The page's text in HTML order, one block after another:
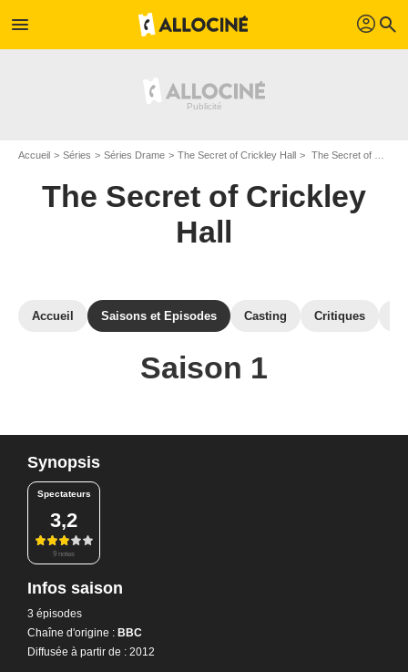
menu profil search
Accueil Séries Séries Drame The Secret of Crickley Hall The Secret of Crickley Hall : Episodes de la saison 1
The Secret of Crickley
Hall
Accueil Saisons et Episodes Casting Critiques
Saison 1
Synopsis
Spectateurs
3,2
9 notes
Infos saison
3 épisodes
Chaîne d'origine : BBC
Diffusée à partir de : 2012